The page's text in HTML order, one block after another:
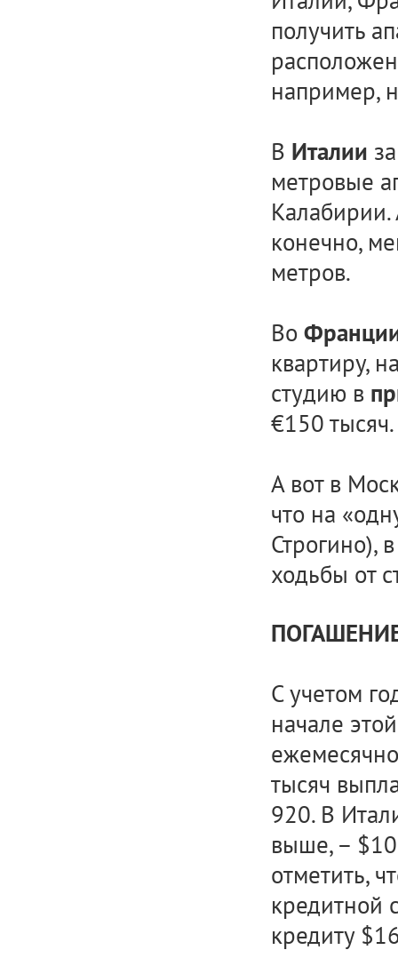
получить
например,
В Италии
метровые
конечно,
метров.
Во
квартиру,
студию в
€150 тысяч.
А вот в
что на
Строгино),
ходьбы от
С учетом
начале
тысяч
920. В
выше, –
отметить,
кредитной
кредиту